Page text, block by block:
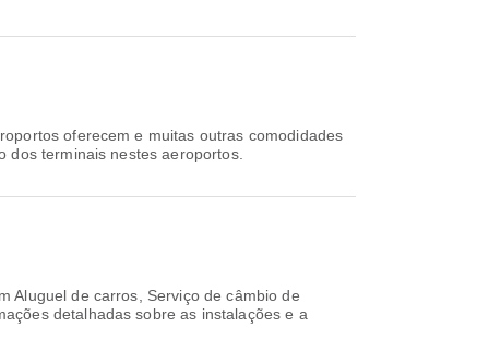
oferecem e muitas outras comodidades
dos terminais nestes aeroportos.
Aluguel de carros, Serviço de câmbio de
detalhadas sobre as instalações e a